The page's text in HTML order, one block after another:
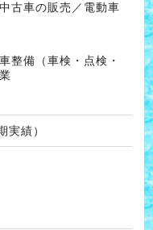
古車の販売／電動車
整備（車検・点検・
実績）